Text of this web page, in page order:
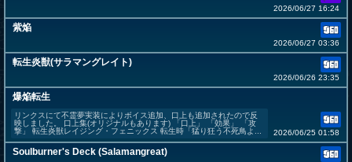
2026/06/27 16:24
紫焔
2026/06/27 03:36
転生炎獣(サラマングレイト)
2026/06/26 23:35
爆焔転生
リンクスにて不霊夢実装によりボイス追加、口上も追加されたので反
映しました。 口上集(オリジナルもあります) 「口上」 「効果」 「攻
撃」 転生炎獣レイジング・フェニックス 転生時「猛り狂う不死鳥よ...
2026/06/25 01:58
Soulburner's Deck (Salamangreat)